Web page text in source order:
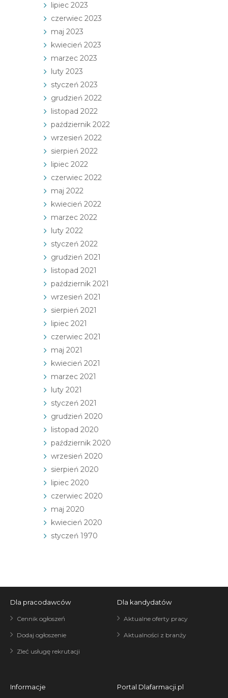
lipiec 2023
czerwiec 2023
maj 2023
kwiecień 2023
marzec 2023
luty 2023
styczeń 2023
grudzień 2022
listopad 2022
październik 2022
wrzesień 2022
sierpień 2022
lipiec 2022
czerwiec 2022
maj 2022
kwiecień 2022
marzec 2022
luty 2022
styczeń 2022
grudzień 2021
listopad 2021
październik 2021
wrzesień 2021
sierpień 2021
lipiec 2021
czerwiec 2021
maj 2021
kwiecień 2021
marzec 2021
luty 2021
styczeń 2021
grudzień 2020
listopad 2020
październik 2020
wrzesień 2020
sierpień 2020
lipiec 2020
czerwiec 2020
maj 2020
kwiecień 2020
styczeń 1970
Dla pracodawców
Cennik ogłoszeń
Dodaj ogłoszenie
Zleć usługę rekrutacji
Dla kandydatów
Aktualne oferty pracy
Aktualności z branży
Informacje Portal Dlafarmacji.pl